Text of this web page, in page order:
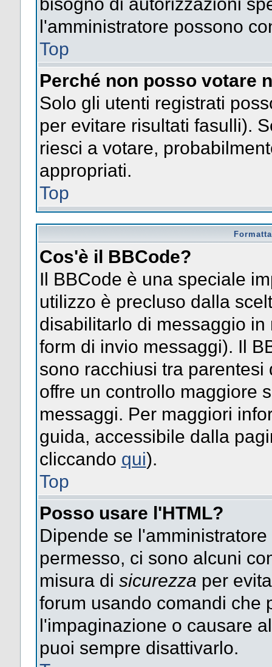
l'amministratore possono
Top
Perché non posso votare
Solo gli utenti registrati
per evitare risultati fasulli).
riesci a votare,
appropriati.
Top
Cos'è il BBCode?
Il BBCode è una speciale
utilizzo è precluso dalla
disabilitarlo di messaggio
form di invio messaggi). Il
sono racchiusi tra
offre un controllo maggiore
messaggi. Per maggiori
guida, accessibile dalla
cliccando qui).
Top
Posso usare l'HTML?
Dipende se
permesso, ci sono alcuni
misura di sicurezza per
forum usando comandi che
l'impaginazione o causare
puoi sempre disattivarlo.